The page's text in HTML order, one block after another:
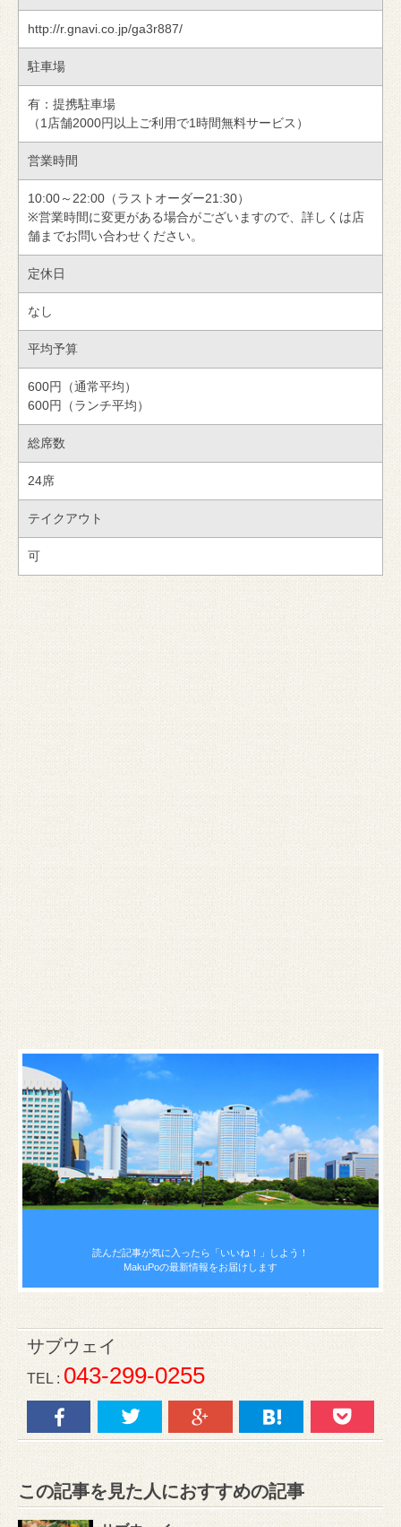
http://r.gnavi.co.jp/ga3r887/
駐車場
有：提携駐車場
（1店舗2000円以上ご利用で1時間無料サービス）
営業時間
10:00～22:00（ラストオーダー21:30）
※営業時間に変更がある場合がございますので、詳しくは店
舗までお問い合わせください。
定休日
なし
平均予算
600円（通常平均）
600円（ランチ平均）
総席数
24席
テイクアウト
可
読んだ記事が気に入ったら 「いいね！」しよう！
MakuPoの最新情報をお届けします
サブウェイ
TEL : 043-299-0255
この記事を見た人におすすめの記事